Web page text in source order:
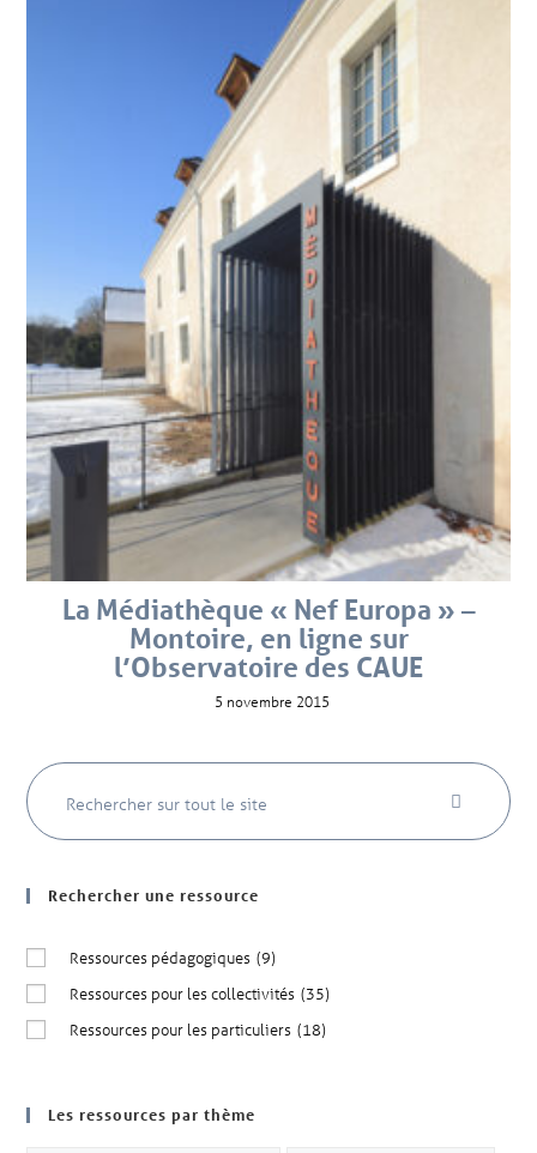
La Médiathèque « Nef Europa » –
Montoire, en ligne sur
l’Observatoire des CAUE
5 novembre 2015
Rechercher une ressource
Ressources pédagogiques (9)
Ressources pour les collectivités (35)
Ressources pour les particuliers (18)
Les ressources par thème